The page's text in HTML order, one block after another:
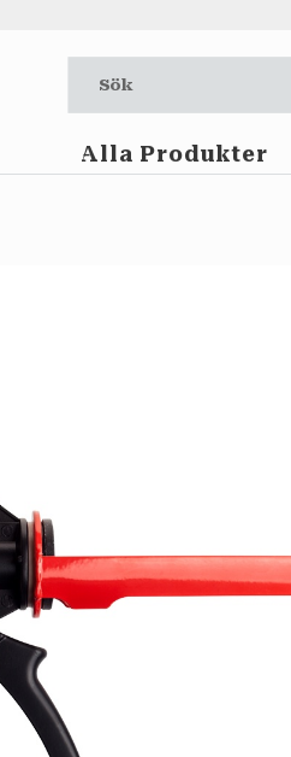
Alla Produkter